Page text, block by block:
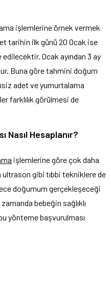
işlemlerine örnek vermek
tarihin ilk günü 20 Ocak ise
Ocak ayından 3 ay
Buna göre tahmini doğum
adet ve yumurtalama
farklılık görülmesi de
Nasıl Hesaplanır?
işlemlerine göre çok daha
gibi tıbbi tekniklere de
doğumum gerçekleşeceği
bebeğin sağlıklı
yönteme başvurulması